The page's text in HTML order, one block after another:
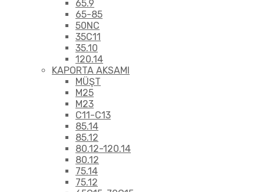
65.9
65-85
50NC
35C11
35.10
120.14
KAPORTA AKSAMI
MÜŞT
M25
M23
C11-C13
85.14
85.12
80.12-120.14
80.12
75.14
75.12